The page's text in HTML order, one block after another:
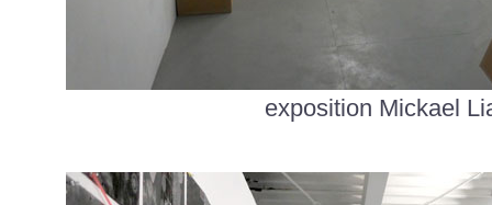
exposition Mickael